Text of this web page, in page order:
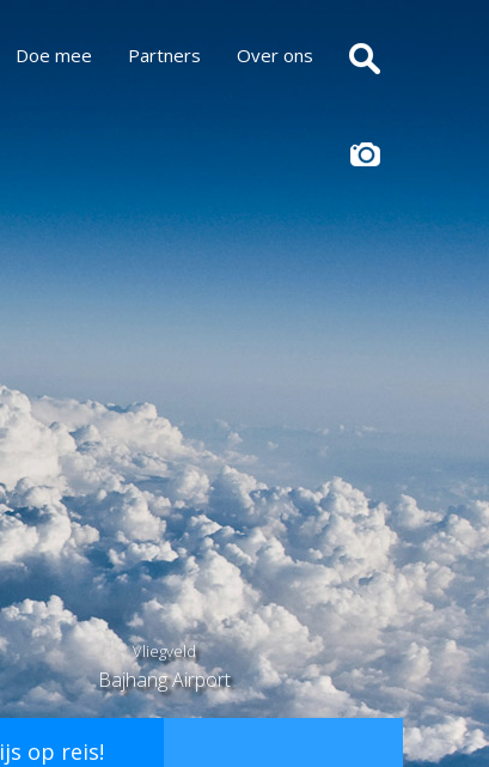
Doe mee Partners Over ons
Vliegveld
Bajhang Airport
op reis!